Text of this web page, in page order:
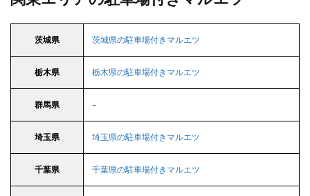
茨城県 茨城県の駐車場付きマルエツ
栃木県 栃木県の駐車場付きマルエツ
群馬県 –
埼玉県 埼玉県の駐車場付きマルエツ
千葉県 千葉県の駐車場付きマルエツ